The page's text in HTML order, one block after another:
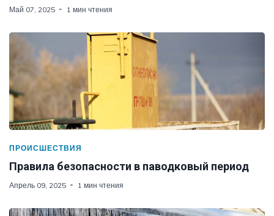
Май 07, 2025 1 мин чтения
ПРОИСШЕСТВИЯ
Правила безопасности в паводковый период
Апрель 09, 2025 1 мин чтения